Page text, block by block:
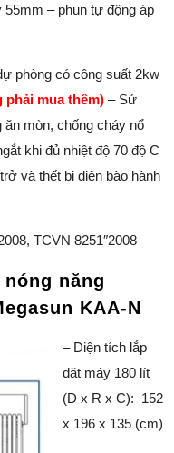
– phun tự động áp
phòng có công suất 2kw
phải mua thêm) – Sử
ăn mòn, chống cháy nổ
khi đủ nhiệt độ 70 độ C
và thết bị điện bào hành
TCVN 8251″2008
năng
KAA-N
–Diện tích lắp
đặt máy 180 lít
(D x R x C): 152
x 196 x 135 (cm)